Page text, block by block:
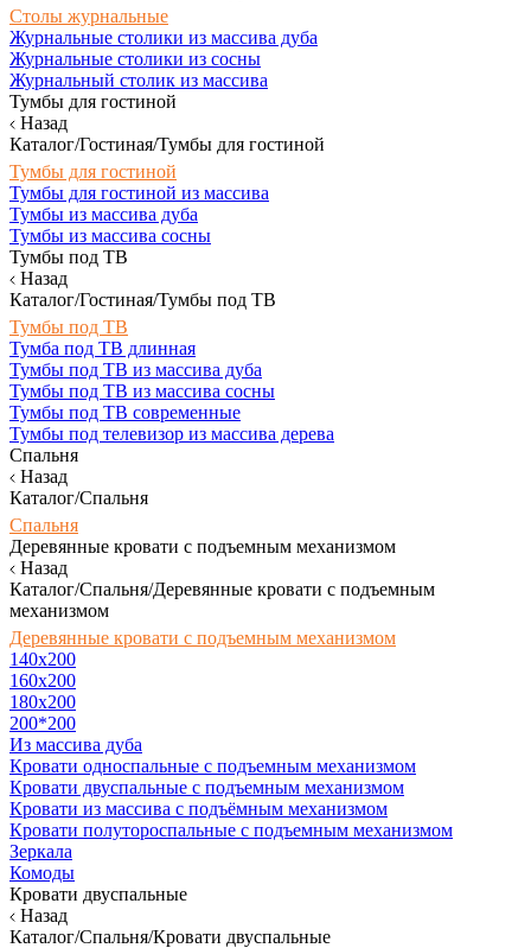
Столы журнальные
Журнальные столики из массива дуба
Журнальные столики из сосны
Журнальный столик из массива
Тумбы для гостиной
Назад
Каталог/Гостиная/Тумбы для гостиной
Тумбы для гостиной
Тумбы для гостиной из массива
Тумбы из массива дуба
Тумбы из массива сосны
Тумбы под ТВ
Назад
Каталог/Гостиная/Тумбы под ТВ
Тумбы под ТВ
Тумба под ТВ длинная
Тумбы под ТВ из массива дуба
Тумбы под ТВ из массива сосны
Тумбы под ТВ современные
Тумбы под телевизор из массива дерева
Спальня
Назад
Каталог/Спальня
Спальня
Деревянные кровати с подъемным механизмом
Назад
Каталог/Спальня/Деревянные кровати с подъемным
механизмом
Деревянные кровати с подъемным механизмом
140x200
160х200
180х200
200*200
Из массива дуба
Кровати односпальные с подъемным механизмом
Кровати двуспальные с подъемным механизмом
Кровати из массива с подъёмным механизмом
Кровати полутороспальные с подъемным механизмом
Зеркала
Комоды
Кровати двуспальные
Назад
Каталог/Спальня/Кровати двуспальные